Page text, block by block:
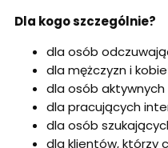
Dla kogo szczególnie?
dla osób
dla mężczyzn i
dla osób aktywnych
dla pracujących
dla osób
dla klientów, którzy